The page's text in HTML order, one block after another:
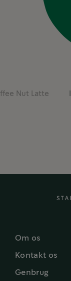
Nut Latte
Om os
Kontakt os
Genbrug